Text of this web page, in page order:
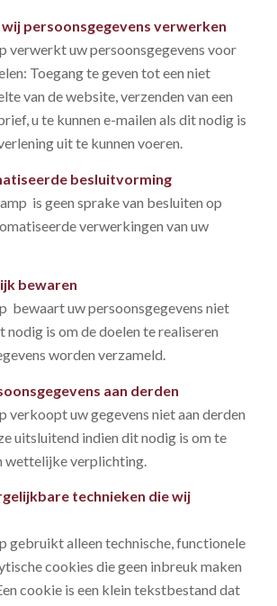
persoonsgegevens verwerken
verwerkt uw persoonsgegevens voor
Toegang te geven tot een niet
van de website, verzenden van een
u te kunnen e-mailen als dit nodig is
uit te kunnen voeren.
besluitvorming
is geen sprake van besluiten op
verwerkingen van uw
bewaren
bewaart uw persoonsgegevens niet
nodig is om de doelen te realiseren
worden verzameld.
aan derden
verkoopt uw gegevens niet aan derden
uitsluitend indien dit nodig is om te
wettelijke verplichting.
technieken die wij
gebruikt alleen technische, functionele
cookies die geen inbreuk maken
cookie is een klein tekstbestand dat